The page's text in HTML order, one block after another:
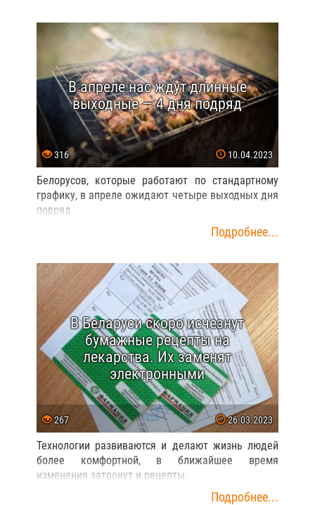
В апреле нас ждут длинные
выходные — 4 дня подряд
316 10.04.2023
Белорусов, которые работают по стандартному
графику, в апреле ожидают четыре выходных дня
подряд.
Подробнее...
В Беларуси скоро исчезнут
бумажные рецепты на
лекарства. Их заменят
электронными
267 26.03.2023
Технологии развиваются и делают жизнь людей
более комфортной, в ближайшее время
изменения затронут и рецепты.
Подробнее...